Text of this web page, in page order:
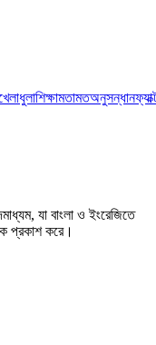
শিক্ষামতামতঅনুসন্ধান
যা বাংলা ও ইংরেজিতে
প্রকাশ করে।